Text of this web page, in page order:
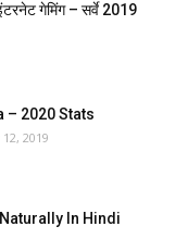
गेमिंग – सर्वे 2019
– 2020 Stats
2019
In Hindi